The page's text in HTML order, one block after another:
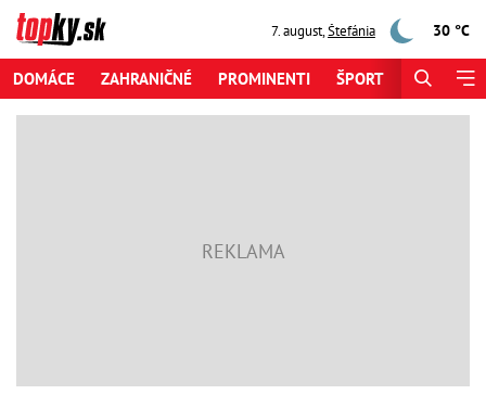
7. august,Štefánia 30 °C
DOMÁCE ZAHRANIČNÉ PROMINENTI ŠPORT